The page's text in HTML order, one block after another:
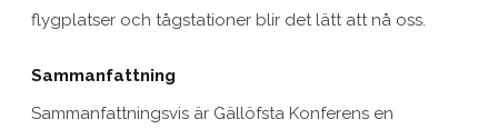
flygplatser och tågstationer blir det lätt att nå oss.
Sammanfattning
Sammanfattningsvis är Gällöfsta Konferens en